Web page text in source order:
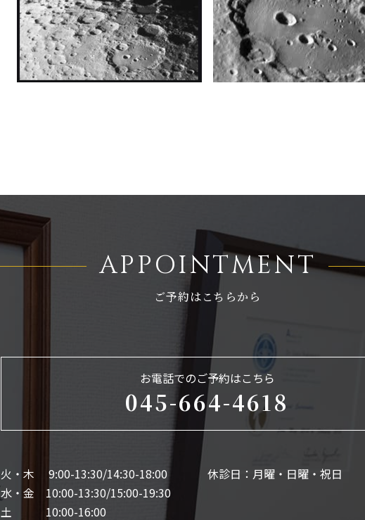
APPOINTMENT
ご予約はこちらから
お電話でのご予約はこちら
045-664-4618
火・木 9:00-13:30/14:30-18:00
水・金 10:00-13:30/15:00-19:30
土 10:00-16:00
休診日：月曜・日曜・祝日